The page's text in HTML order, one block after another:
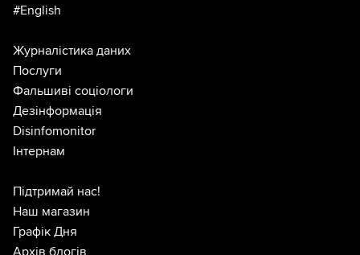
#English
Журналістика даних
Послуги
Фальшиві соціологи
Дезінформація
Disinfomonitor
Інтернам
Підтримай нас!
Наш магазин
Графік Дня